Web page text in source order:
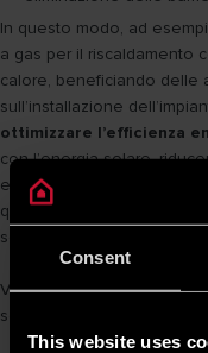
Consent
This website uses
In questo modo, ad
a gas per il riscaldamento
calore, beneficiando delle
sull’installazione
ottimizzare l’efficienza
con l’energia solare,
energia e le emissioni
quale ricevere una
sconto in fattura o in
Vuoi saperne di più sulle
sconto immediato in fattura?